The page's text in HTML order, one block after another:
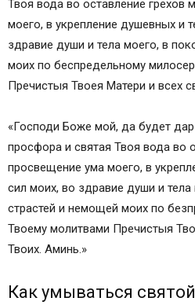
Твоя вода во оставление грехов
моего, в укрепление душевных и
здравие души и тела моего, в
моих по беспредельному
Пречистыя Твоея Матери и всех
«Господи Боже мой, да будет
просфора и святая Твоя вода во
просвещение ума моего, в
сил моих, во здравие души и
страстей и немощей моих по
Твоему молитвами Пречистыя
Твоих. Аминь.»
Как умываться